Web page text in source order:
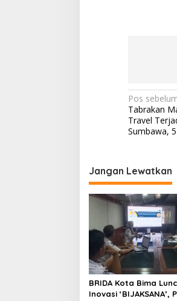
N
a
v
g
a
s
i
p
o
s
Pos
Tabrakan
Travel
Sumbawa,
Jangan Lewatkan
BRIDA Kota Bima
Inovasi ‘BIJAKSANA’, Perumusan